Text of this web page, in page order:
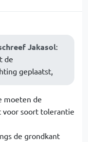
Jakasol:
de
geplaatst,
moeten de
voor soort tolerantie
de grondkant